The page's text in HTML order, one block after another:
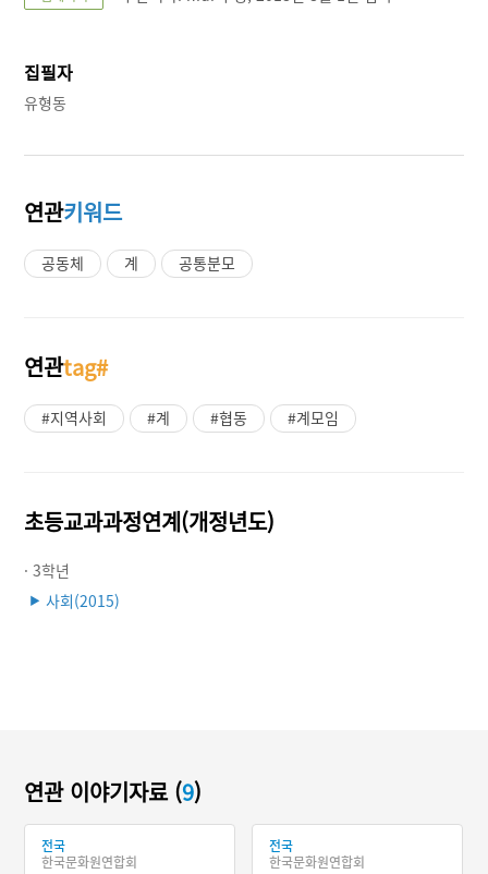
집필자
유형동
연관키워드
공동체 계 공통분모
연관tag#
#지역사회 #계 #협동 #계모임
초등교과과정연계(개정년도)
· 3학년
▶ 사회(2015)
연관 이야기자료 (9)
전국
한국문화원연합회
전국
한국문화원연합회